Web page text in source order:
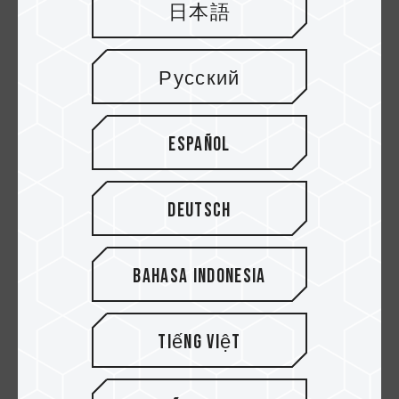
werden
stattdessen
Hülsenlager
verwendet.
Geräusc
harm
Lange
Lebensd
auer
Hohe
Stabilität
Hohe Kosten
Langer
yklus der
Lager
Prozess der
Herstellung
Risiko der
Materialknap
日本語
Русский
Español
Deutsch
Bahasa Indonesia
Tiếng Việt